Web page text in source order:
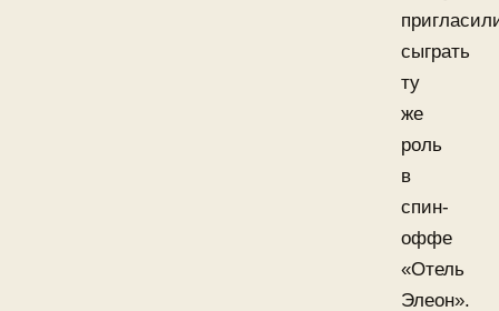
сыграть
ту
же
роль
в
спин-
оффе
«Отель
Элеон».